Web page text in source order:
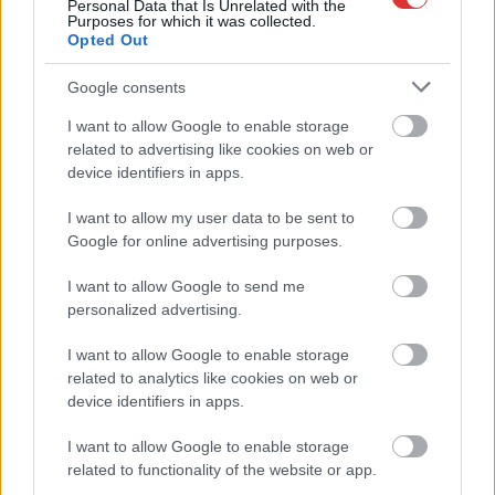
Personal Data that Is Unrelated with the
Purposes for which it was collected.
Opted Out
Google consents
I want to allow Google to enable storage
related to advertising like cookies on web or
device identifiers in apps.
I want to allow my user data to be sent to
Google for online advertising purposes.
I want to allow Google to send me
personalized advertising.
I want to allow Google to enable storage
related to analytics like cookies on web or
device identifiers in apps.
I want to allow Google to enable storage
related to functionality of the website or app.
Hírlevél feliratkozás
meg e-mail címét:
Megismertem és elfogadom a
Nem szeretne lemaradni semmiről? Csak egy kattintás, és hírlevelünk a
legfrissebb információkkal és exkluzív tartalmakkal hétről hétre
postaládájába érkezik!